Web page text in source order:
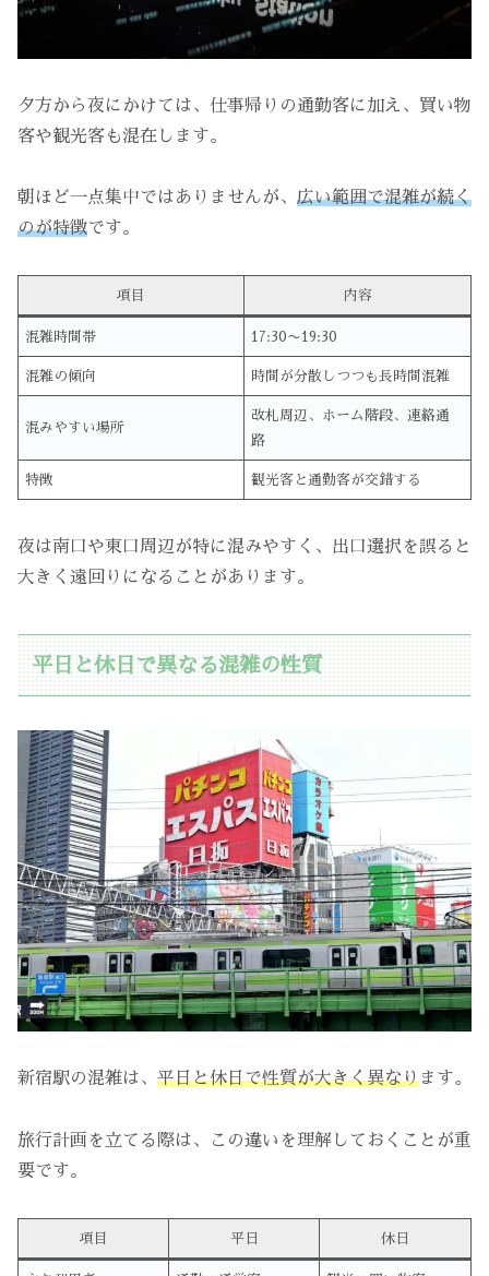
夕方から夜にかけては、仕事帰りの通勤客に加え、買い物
客や観光客も混在します。
朝ほど一点集中ではありませんが、 広い範囲で混雑が続く
のが特徴です。
項目 内容
混雑時間帯 17:30〜19:30
混雑の傾向 時間が分散しつつも長時間混雑
混みやすい場所
改札周辺、ホーム階段、連絡通
路
特徴 観光客と通勤客が交錯する
夜は南口や東口周辺が特に混みやすく、出口選択を誤ると
大きく遠回りになることがあります。
平日と休日で異なる混雑の性質
新宿駅の混雑は、 平日と休日で性質が大きく異なります。
旅行計画を立てる際は、この違いを理解しておくことが重
要です。
項目 平日 休日